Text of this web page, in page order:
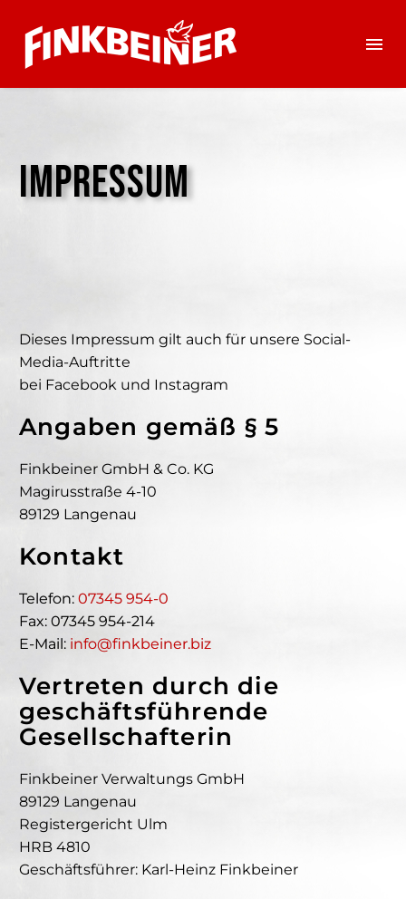
IMPRESSUM
Dieses Impressum gilt auch für unsere Social-
Media-Auftritte
bei Facebook und Instagram
Angaben gemäß § 5
Finkbeiner GmbH & Co. KG
Magirusstraße 4-10
89129 Langenau
Kontakt
Telefon: 07345 954-0
Fax: 07345 954-214
E-Mail: info@finkbeiner.biz
Vertreten durch die
geschäftsführende
Gesellschafterin
Finkbeiner Verwaltungs GmbH
89129 Langenau
Registergericht Ulm
HRB 4810
Geschäftsführer: Karl-Heinz Finkbeiner